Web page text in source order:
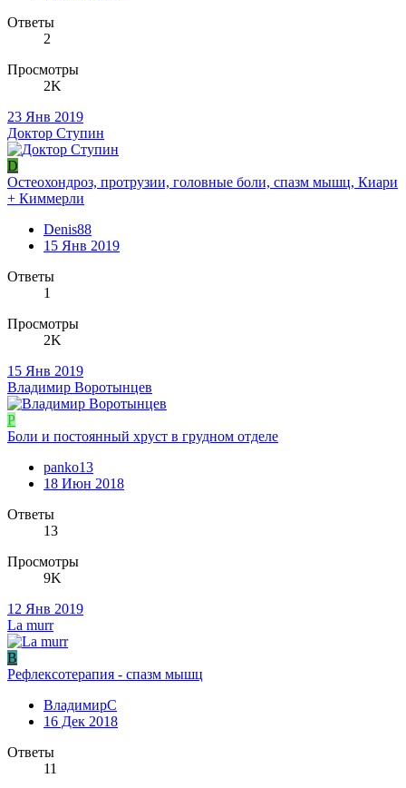
Ответы
2
Просмотры
2K
23 Янв 2019
Доктор Ступин
D
Остеохондроз, протрузии, головные боли, спазм мышц, Киари
+ Киммерли
Denis88
15 Янв 2019
Ответы
1
Просмотры
2K
15 Янв 2019
Владимир Воротынцев
P
Боли и постоянный хруст в грудном отделе
panko13
18 Июн 2018
Ответы
13
Просмотры
9K
12 Янв 2019
La murr
В
Рефлексотерапия - спазм мышц
ВладимирC
16 Дек 2018
Ответы
11